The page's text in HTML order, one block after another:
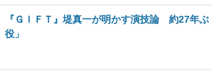
『ＧＩＦＴ』堤真一が明かす演技論 約27年
役」